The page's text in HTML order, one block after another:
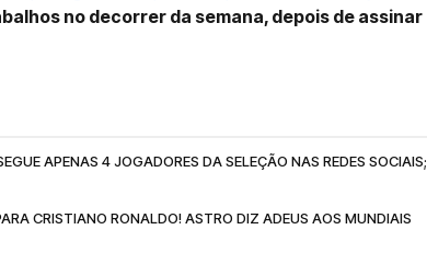
no decorrer da semana, depois de assinar
APENAS 4 JOGADORES DA SELEÇÃO NAS REDES SOCIAIS;
CRISTIANO RONALDO! ASTRO DIZ ADEUS AOS MUNDIAIS